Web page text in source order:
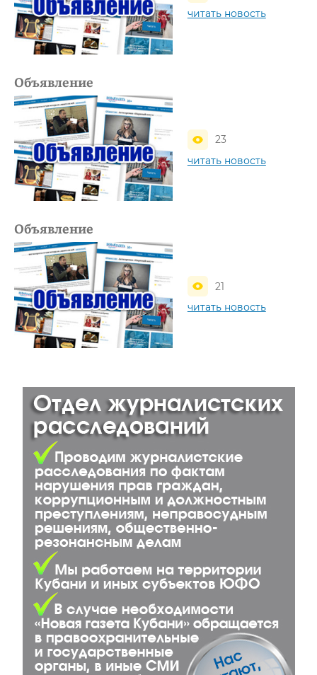
читать новость
Объявление
23
читать новость
Объявление
21
читать новость